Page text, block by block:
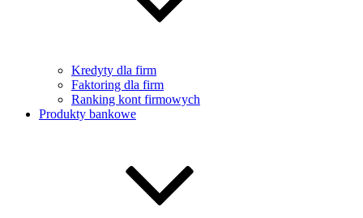
Kredyty dla firm
Faktoring dla firm
Ranking kont firmowych
Produkty bankowe